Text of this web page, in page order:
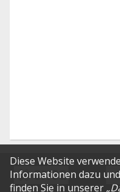
Diese Website
Informationen dazu
finden Sie in unserer „